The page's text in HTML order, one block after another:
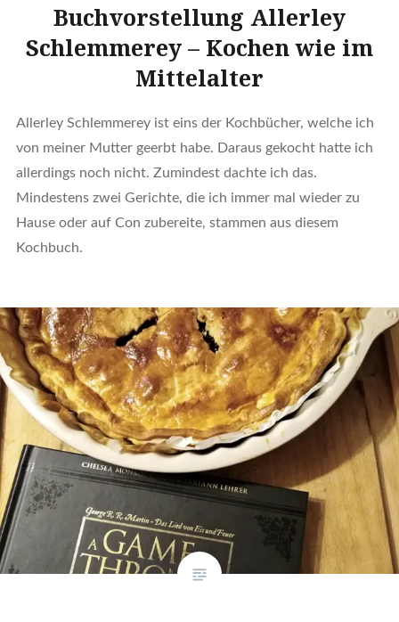
Buchvorstellung Allerley
Schlemmerey – Kochen wie im
Mittelalter
Allerley Schlemmerey ist eins der Kochbücher, welche ich
von meiner Mutter geerbt habe. Daraus gekocht hatte ich
allerdings noch nicht. Zumindest dachte ich das.
Mindestens zwei Gerichte, die ich immer mal wieder zu
Hause oder auf Con zubereite, stammen aus diesem
Kochbuch.